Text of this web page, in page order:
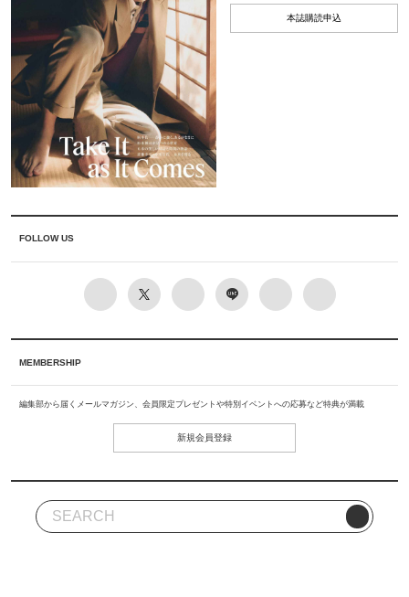
本誌購読申込
FOLLOW US
MEMBERSHIP
編集部から届くメールマガジン、会員限定プレゼントや特別イベントへの応募など特典が満載
新規会員登録